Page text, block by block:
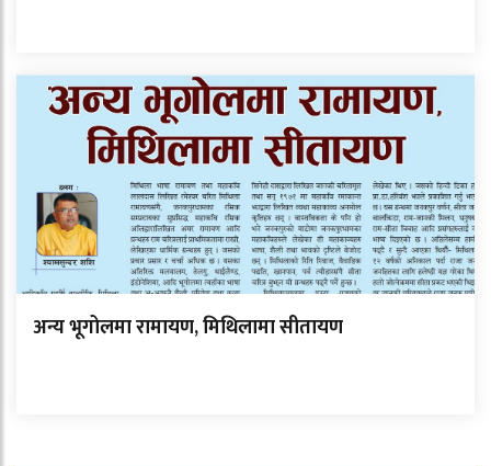
अन्य भूगोलमा रामायण, मिथिलामा सीतायण